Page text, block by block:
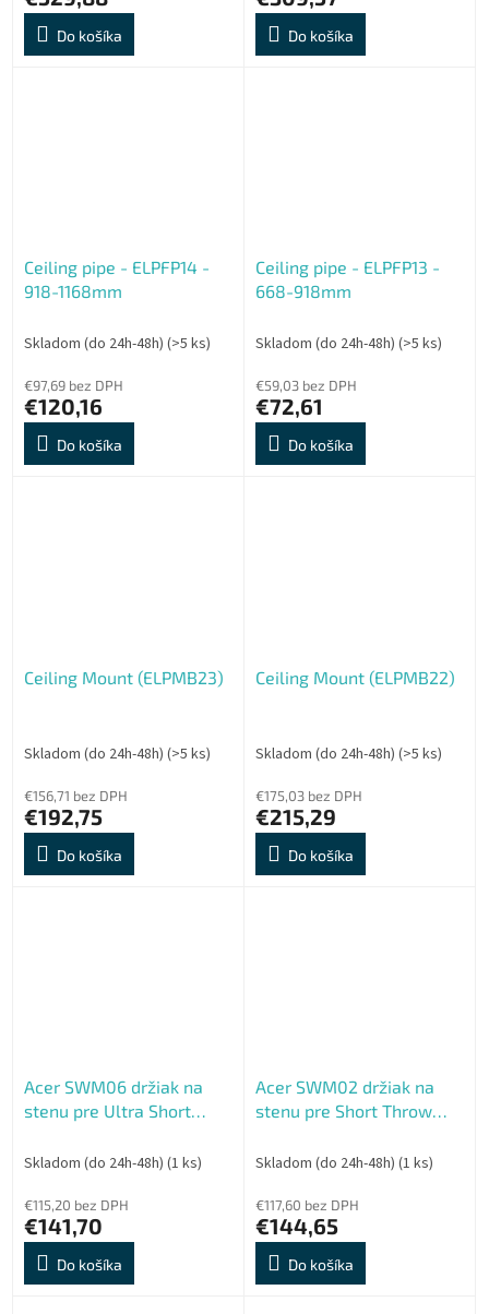
Do košíka Do košíka
Ceiling pipe - ELPFP14 -
918-1168mm
Skladom (do 24h-48h) (>5 ks)
€97,69 bez DPH
€120,16
Do košíka
Ceiling pipe - ELPFP13 -
668-918mm
Skladom (do 24h-48h) (>5 ks)
€59,03 bez DPH
€72,61
Do košíka
Ceiling Mount (ELPMB23)
Skladom (do 24h-48h) (>5 ks)
€156,71 bez DPH
€192,75
Do košíka
Ceiling Mount (ELPMB22)
Skladom (do 24h-48h) (>5 ks)
€175,03 bez DPH
€215,29
Do košíka
Acer SWM06 držiak na
stenu pre Ultra Short
Skladom (do 24h-48h) (1 ks)
€115,20 bez DPH
€141,70
Do košíka
Acer SWM02 držiak na
stenu pre Short Throw
Skladom (do 24h-48h) (1 ks)
€117,60 bez DPH
€144,65
Do košíka